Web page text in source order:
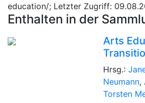
education/; Letzter Zugriff:
Enthalten in der
Arts
Hrsg.:
Neumann,
Torsten